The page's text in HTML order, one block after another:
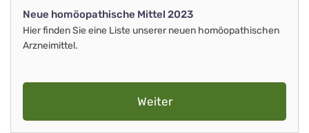
Neue homöopathische Mittel 2023
Hier finden Sie eine Liste unserer neuen homöopathischen
Arzneimittel.
Weiter